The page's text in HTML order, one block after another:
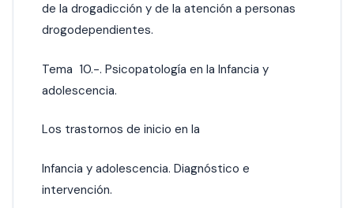
de la drogadicción y de la atención a personas
drogodependientes.
Tema 10.-. Psicopatología en la Infancia y
adolescencia.
Los trastornos de inicio en la
Infancia y adolescencia. Diagnóstico e
intervención.